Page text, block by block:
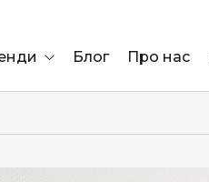
Блог Про нас